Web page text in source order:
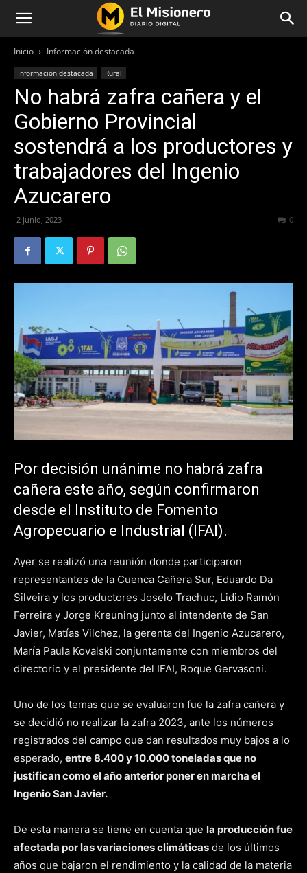
Inicio Información destacada
Información destacada Rural
No habrá zafra cañera y el
Gobierno Provincial
sostendrá a los productores y
trabajadores del Ingenio
Azucarero
2 junio, 2023 0
Por decisión unánime no habrá zafra
cañera este año, según confirmaron
desde el Instituto de Fomento
Agropecuario e Industrial (IFAI).
Ayer se realizó una reunión donde participaron
representantes de la Cuenca Cañera Sur, Eduardo Da
Silveira y los productores Joselo Trachuc, Lidio Ramón
Ferreira y Jorge Kreuning junto al intendente de San
Javier, Matías Vilchez, la gerenta del Ingenio Azucarero,
María Paula Kovalski conjuntamente con miembros del
directorio y el presidente del IFAI, Roque Gervasoni.
Uno de los temas que se evaluaron fue la zafra cañera y
se decidió no realizar la zafra 2023, ante los números
registrados del campo que dan resultados muy bajos a lo
esperado, entre 8.400 y 10.000 toneladas que no
justifican como el año anterior poner en marcha el
Ingenio San Javier.
De esta manera se tiene en cuenta que la producción fue
afectada por las variaciones climáticas de los últimos
años que bajaron el rendimiento y la calidad de la materia